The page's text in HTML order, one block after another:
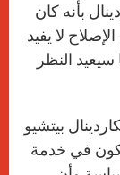
بأنه كان
لا يفيد
سيعيد النظر
بيتشيو
في خدمة